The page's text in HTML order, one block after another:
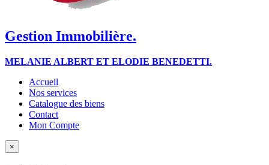
Gestion Immobilière.
MELANIE ALBERT ET ELODIE BENEDETTI.
Accueil
Nos services
Catalogue des biens
Contact
Mon Compte
×